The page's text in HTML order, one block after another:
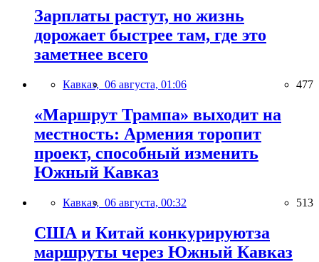
Зарплаты растут, но жизнь
дорожает быстрее там, где это
заметнее всего
Кавказ, 06 августа, 01:06 477
«Маршрут Трампа» выходит на
местность: Армения торопит
проект, способный изменить
Южный Кавказ
Кавказ, 06 августа, 00:32 513
США и Китай конкурируютза
маршруты через Южный Кавказ